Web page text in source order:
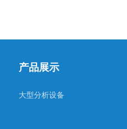
产品展示
大型分析设备